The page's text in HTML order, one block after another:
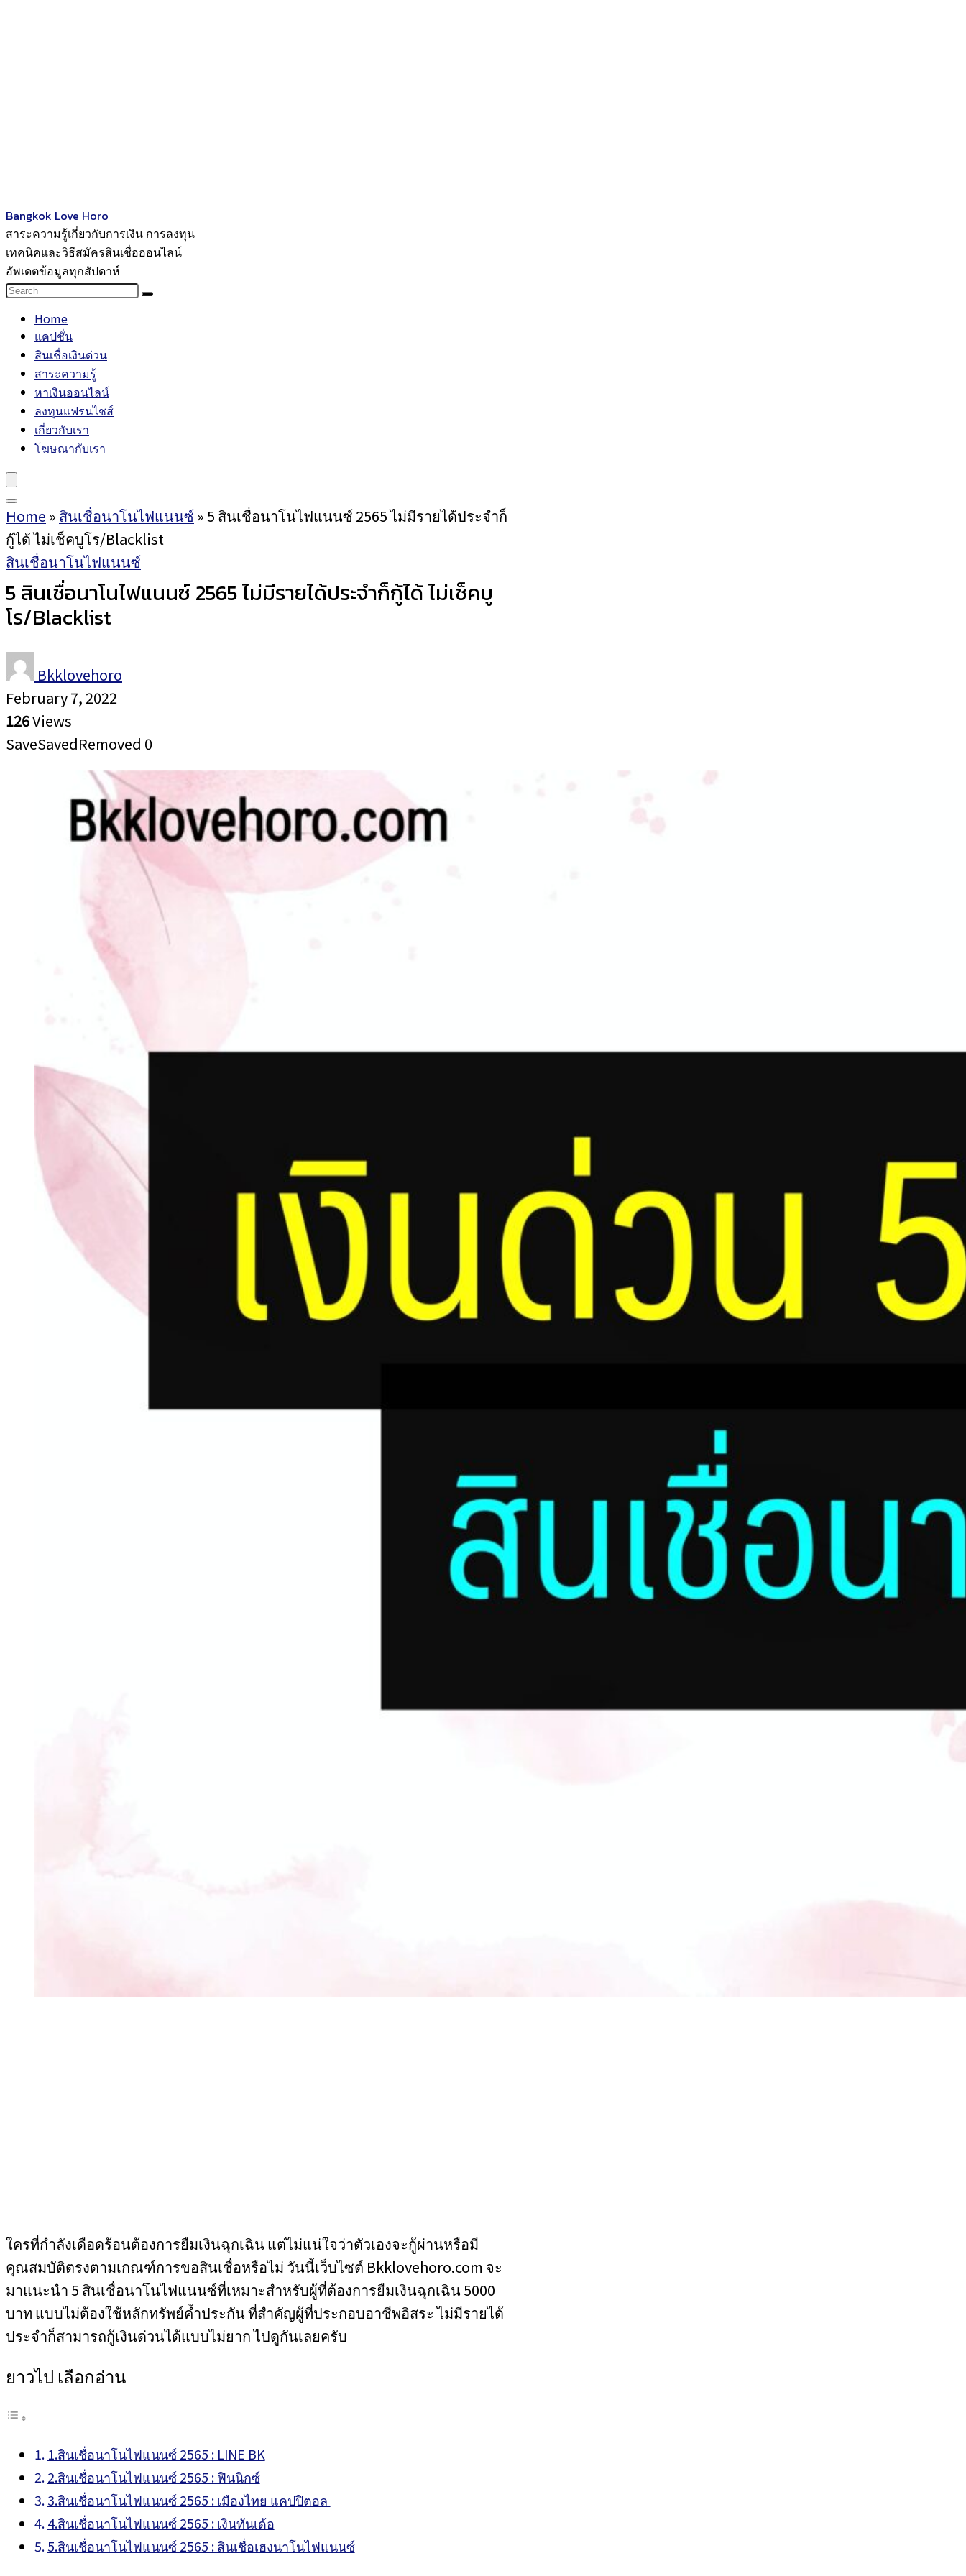
Bangkok Love Horo
สาระความรู้เกี่ยวกับการเงิน การลงทุน
เทคนิคและวิธีสมัครสินเชื่อออนไลน์
อัพเดตข้อมูลทุกสัปดาห์
Home
แคปชั่น
สินเชื่อเงินด่วน
สาระความรู้
หาเงินออนไลน์
ลงทุนแฟรนไชส์
เกี่ยวกับเรา
โฆษณากับเรา
Home » สินเชื่อนาโนไฟแนนซ์ »5 สินเชื่อนาโนไฟแนนซ์ 2565 ไม่มีรายได้ประจำก็
กู้ได้ ไม่เช็คบูโร/Blacklist
สินเชื่อนาโนไฟแนนซ์
5 สินเชื่อนาโนไฟแนนซ์ 2565 ไม่มีรายได้ประจำก็กู้ได้ ไม่เช็คบู
โร/Blacklist
Bkklovehoro
February 7, 2022
126Views
SaveSavedRemoved 0
ใครที่กำลังเดือดร้อนต้องการยืมเงินฉุกเฉิน แต่ไม่แน่ใจว่าตัวเองจะกู้ผ่านหรือมี
คุณสมบัติตรงตามเกณฑ์การขอสินเชื่อหรือไม่ วันนี้เว็บไซต์ Bkklovehoro.com จะ
มาแนะนำ 5 สินเชื่อนาโนไฟแนนซ์ที่เหมาะสำหรับผู้ที่ต้องการยืมเงินฉุกเฉิน 5000
บาท แบบไม่ต้องใช้หลักทรัพย์ค้ำประกัน ที่สำคัญผู้ที่ประกอบอาชีพอิสระ ไม่มีรายได้
ประจำก็สามารถกู้เงินด่วนได้แบบไม่ยาก ไปดูกันเลยครับ
ยาวไป เลือกอ่าน
1.สินเชื่อนาโนไฟแนนซ์ 2565 : LINE BK
2.สินเชื่อนาโนไฟแนนซ์ 2565 : ฟินนิกซ์
3.สินเชื่อนาโนไฟแนนซ์ 2565 : เมืองไทย แคปปิตอล
4.สินเชื่อนาโนไฟแนนซ์ 2565 : เงินทันเด้อ
5.สินเชื่อนาโนไฟแนนซ์ 2565 : สินเชื่อเฮงนาโนไฟแนนซ์